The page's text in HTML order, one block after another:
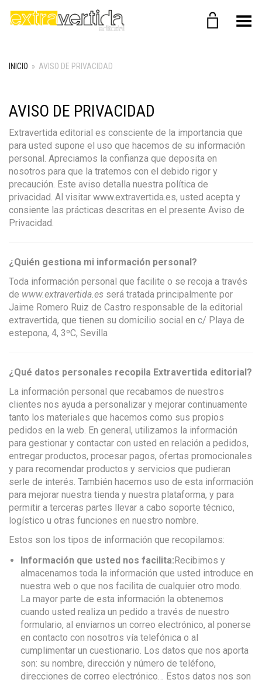
Menú
INICIO » AVISO DE PRIVACIDAD
AVISO DE PRIVACIDAD
Extravertida editorial es consciente de la importancia que
para usted supone el uso que hacemos de su información
personal. Apreciamos la confianza que deposita en
nosotros para que la tratemos con el debido rigor y
precaución. Este aviso detalla nuestra política de
privacidad. Al visitar www.extravertida.es, usted acepta y
consiente las prácticas descritas en el presente Aviso de
Privacidad.
¿Quién gestiona mi información personal?
Toda información personal que facilite o se recoja a través
de www.extravertida.es será tratada principalmente por
Jaime Romero Ruiz de Castro responsable de la editorial
extravertida, que tienen su domicilio social en c/ Playa de
estepona, 4, 3ºC, Sevilla
¿Qué datos personales recopila Extravertida editorial?
La información personal que recabamos de nuestros
clientes nos ayuda a personalizar y mejorar continuamente
tanto los materiales que hacemos como sus propios
pedidos en la web. En general, utilizamos la información
para gestionar y contactar con usted en relación a pedidos,
entregar productos, procesar pagos, ofertas promocionales
y para recomendar productos y servicios que pudieran
serle de interés. También hacemos uso de esta información
para mejorar nuestra tienda y nuestra plataforma, y para
permitir a terceras partes llevar a cabo soporte técnico,
logístico u otras funciones en nuestro nombre.
Estos son los tipos de información que recopilamos:
Información que usted nos facilita:Recibimos y
almacenamos toda la información que usted introduce en
nuestra web o que nos facilita de cualquier otro modo.
La mayor parte de esta información la obtenemos
cuando usted realiza un pedido a través de nuestro
formulario, al enviarnos un correo electrónico, al ponerse
en contacto con nosotros vía telefónica o al
cumplimentar un cuestionario. Los datos que nos aporta
son: su nombre, dirección y número de teléfono,
direcciones de correo electrónico… Estos datos nos son